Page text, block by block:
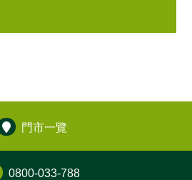
門市一覽
0800-033-788